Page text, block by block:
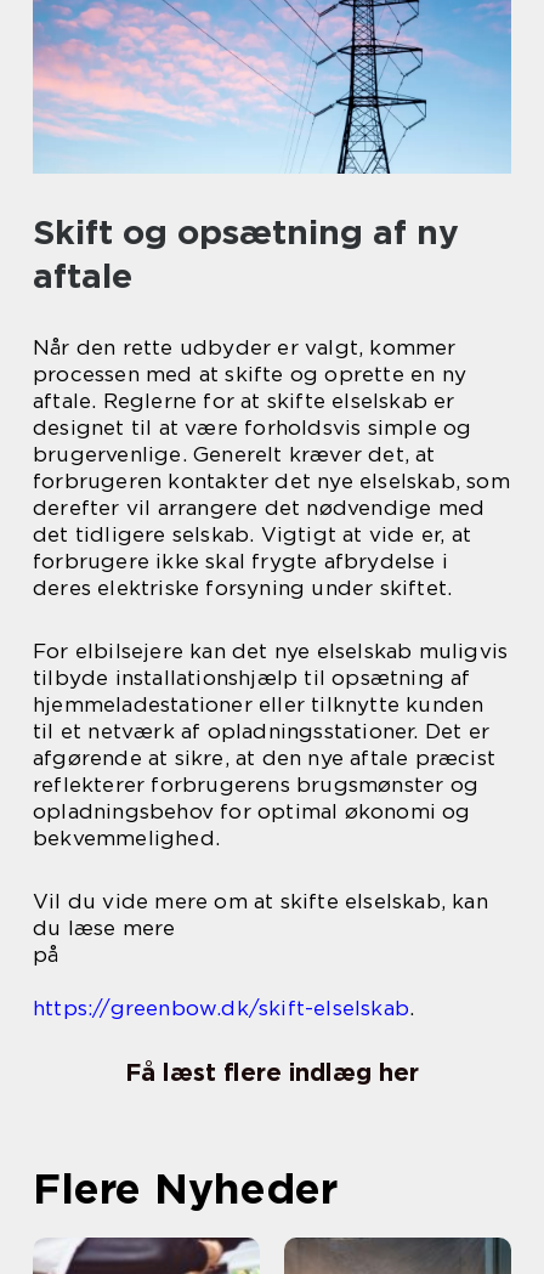
Skift og opsætning af ny
aftale
Når den rette udbyder er valgt, kommer
processen med at skifte og oprette en ny
aftale. Reglerne for at skifte elselskab er
designet til at være forholdsvis simple og
brugervenlige. Generelt kræver det, at
forbrugeren kontakter det nye elselskab, som
derefter vil arrangere det nødvendige med
det tidligere selskab. Vigtigt at vide er, at
forbrugere ikke skal frygte afbrydelse i
deres elektriske forsyning under skiftet.
For elbilsejere kan det nye elselskab muligvis
tilbyde installationshjælp til opsætning af
hjemmeladestationer eller tilknytte kunden
til et netværk af opladningsstationer. Det er
afgørende at sikre, at den nye aftale præcist
reflekterer forbrugerens brugsmønster og
opladningsbehov for optimal økonomi og
bekvemmelighed.
Vil du vide mere om at skifte elselskab, kan
du læse mere
på
https://greenbow.dk/skift-elselskab.
Få læst flere indlæg her
Flere Nyheder